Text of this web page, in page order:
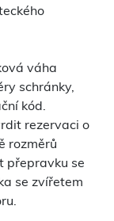
váha
schránky,
kód.
rezervaci o
rozměrů
přepravku se
se zvířetem